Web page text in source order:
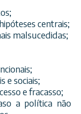
centrais;
malsucedidas;
e sociais;
e fracasso;
a política não